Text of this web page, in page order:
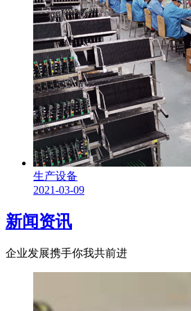
生产设备
2021-03-09
新闻资讯
企业发展携手你我共前进